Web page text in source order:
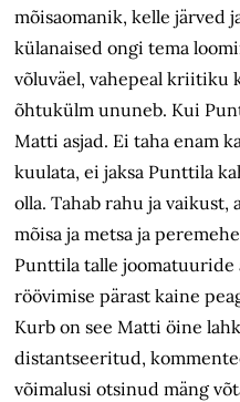
mõisaomanik, kelle järved
külanaised ongi tema
võluväel, vahepeal kriitiku
õhtukülm ununeb. Kui
Matti asjad. Ei taha enam
kuulata, ei jaksa Punttila
olla. Tahab rahu ja
mõisa ja metsa ja
Punttila talle
röövimise pärast kaine
Kurb on see Matti öine
distantseeritud,
võimalusi otsinud mäng